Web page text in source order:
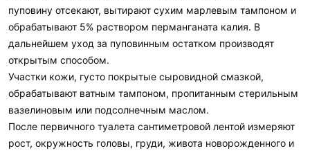
пуповину отсекают, вытирают сухим марлевым тампоном и
обрабатывают 5% раствором перманганата калия. В
дальнейшем уход за пуповинным остатком производят
открытым способом.
Участки кожи, густо покрытые сыровидной смазкой,
обрабатывают ватным тампоном, пропитанным стерильным
вазелиновым или подсолнечным маслом.
После первичного туалета сантиметровой лентой измеряют
рост, окружность головы, груди, живота новорожденного и